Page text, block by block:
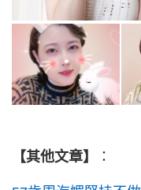
【其他文章】 ：